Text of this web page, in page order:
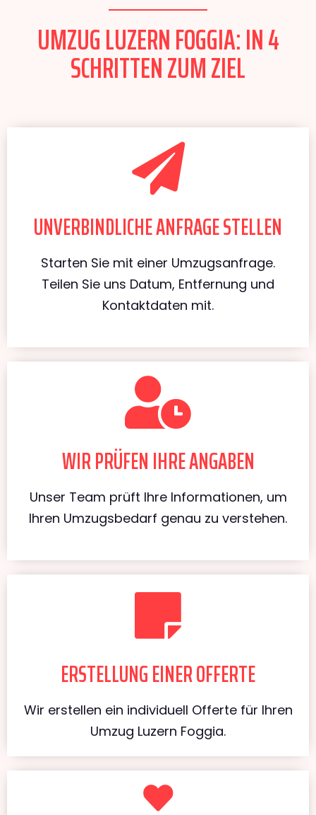
UMZUG LUZERN FOGGIA: IN 4
SCHRITTEN ZUM ZIEL
UNVERBINDLICHE ANFRAGE STELLEN
Starten Sie mit einer Umzugsanfrage.
Teilen Sie uns Datum, Entfernung und
Kontaktdaten mit.
WIR PRÜFEN IHRE ANGABEN
Unser Team prüft Ihre Informationen, um
Ihren Umzugsbedarf genau zu verstehen.
ERSTELLUNG EINER OFFERTE
Wir erstellen ein individuell Offerte für Ihren
Umzug Luzern Foggia.